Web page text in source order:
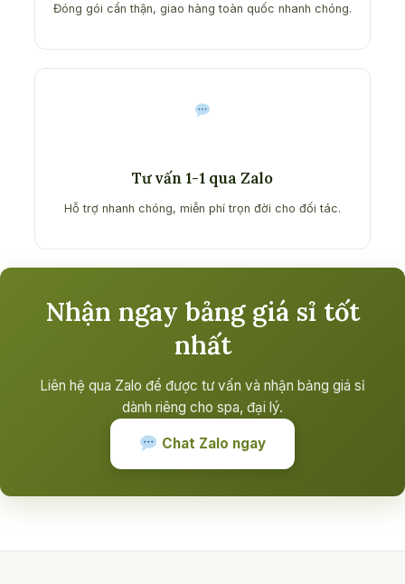
Đóng gói cẩn thận, giao hàng toàn quốc nhanh chóng.
Tư vấn 1-1 qua Zalo
Hỗ trợ nhanh chóng, miễn phí trọn đời cho đối tác.
Nhận ngay bảng giá sỉ tốt
nhất
Liên hệ qua Zalo để được tư vấn và nhận bảng giá sỉ
dành riêng cho spa, đại lý.
Chat Zalo ngay